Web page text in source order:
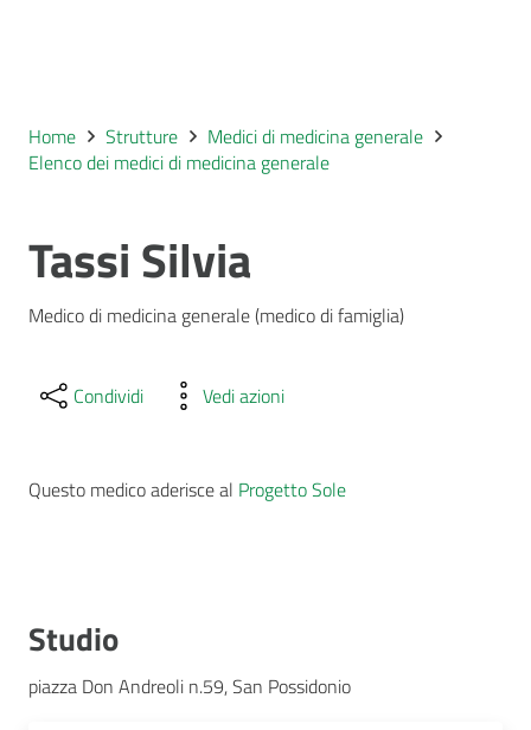
Home Strutture
Medici di medicina generale
Elenco dei medici di medicina generale
Tassi Silvia
Medico di medicina generale (medico di famiglia)
Condividi Vedi azioni
Questo medico aderisce al Progetto Sole
Studio
piazza Don Andreoli n.59, San Possidonio